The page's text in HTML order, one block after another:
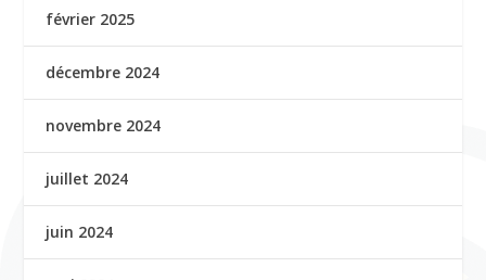
février 2025
décembre 2024
novembre 2024
juillet 2024
juin 2024